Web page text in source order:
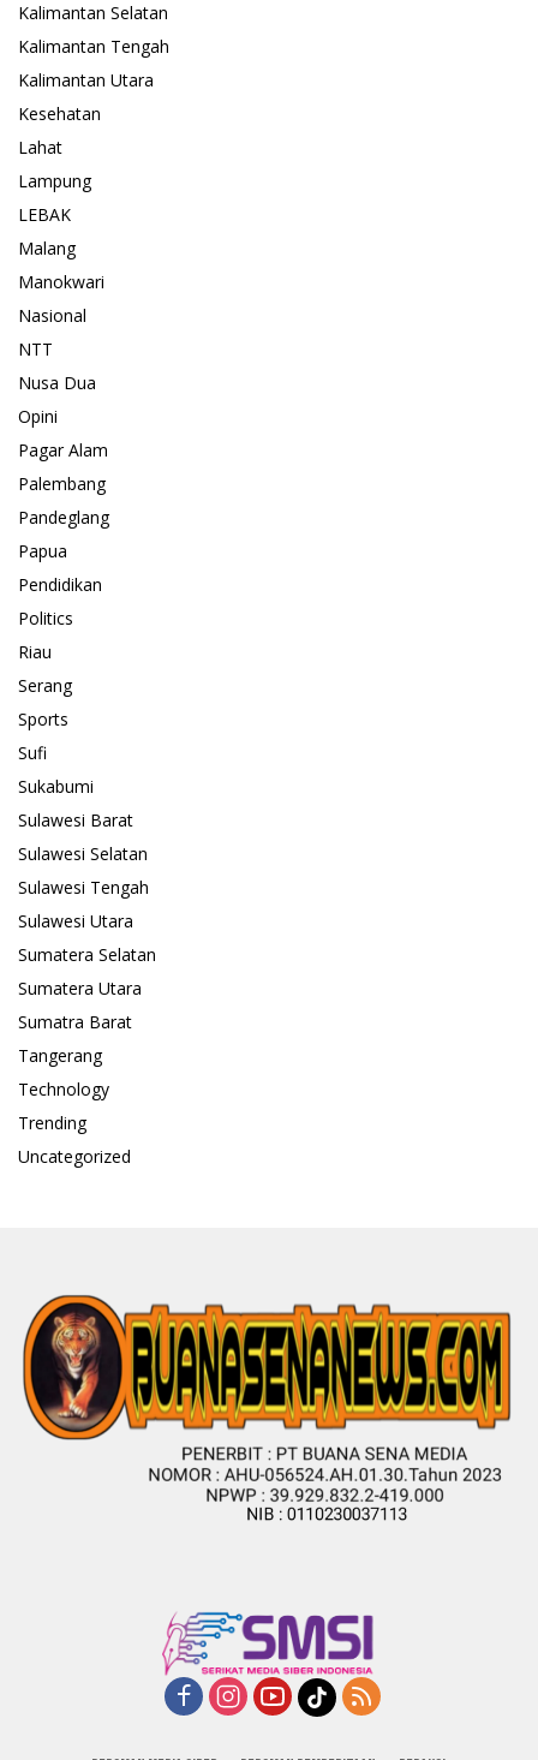
Kalimantan Selatan
Kalimantan Tengah
Kalimantan Utara
Kesehatan
Lahat
Lampung
LEBAK
Malang
Manokwari
Nasional
NTT
Nusa Dua
Opini
Pagar Alam
Palembang
Pandeglang
Papua
Pendidikan
Politics
Riau
Serang
Sports
Sufi
Sukabumi
Sulawesi Barat
Sulawesi Selatan
Sulawesi Tengah
Sulawesi Utara
Sumatera Selatan
Sumatera Utara
Sumatra Barat
Tangerang
Technology
Trending
Uncategorized